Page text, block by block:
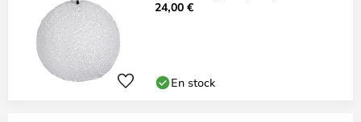
24,00 €
En stock